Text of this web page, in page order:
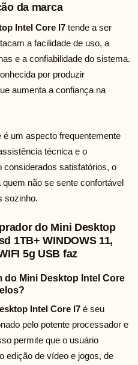
da marca
Intel Core I7 tende a ser
a facilidade de uso, a
e a confiabilidade do sistema.
por produzir
aumenta a confiança na
um aspecto frequentemente
técnica e o
considerados satisfatórios, o
não se sente confortável
sozinho.
do Mini Desktop
1TB+ WINDOWS 11,
5g USB faz
do Mini Desktop Intel Core
Intel Core I7 é seu
pelo potente processador e
permite que o usuário
edição de vídeo e jogos, de